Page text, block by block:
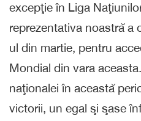
excepţie în Liga
reprezentativa noastră
ul din martie, pentru
Mondial din vara
naţionalei în această
victorii, un egal şi şase